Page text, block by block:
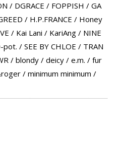
/ DGRACE / FOPPISH / GA
/ H.P.FRANCE / Honey
/ Kai Lani / KariAng/ NINE
pot. / SEE BY CHLOE / TRAN
/ blondy/ deicy/ e.m. / fur
/ minimum minimum /